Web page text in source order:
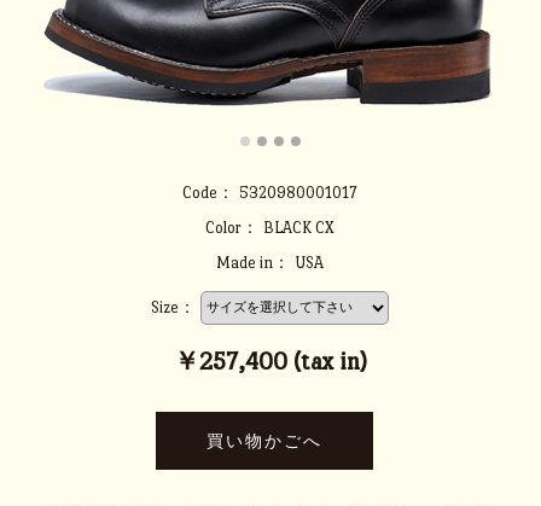
Code：
5320980001017
Color：
BLACK CX
Made in：
USA
Size：
￥257,400 (tax in)